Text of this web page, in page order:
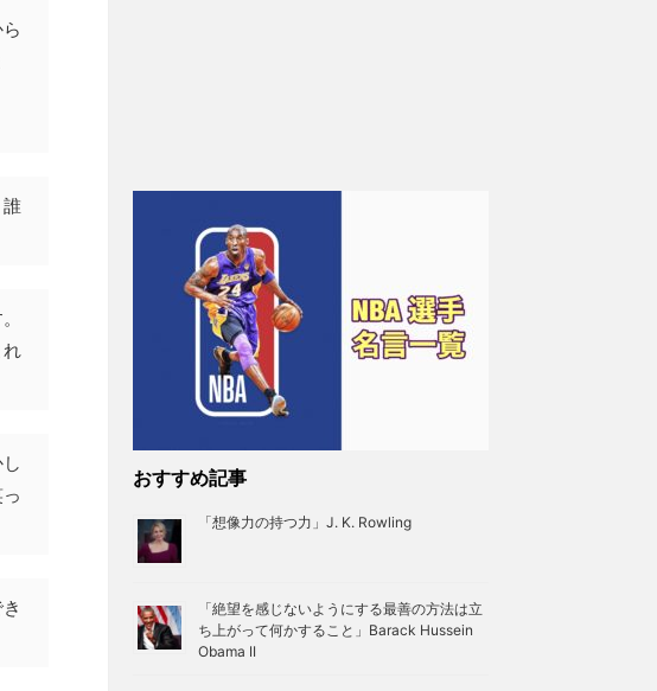
おすすめ記事
「想像力の持つ力」J. K. Rowling
「絶望を感じないようにする最善の方法は立
ち上がって何かすること」Barack Hussein
Obama II